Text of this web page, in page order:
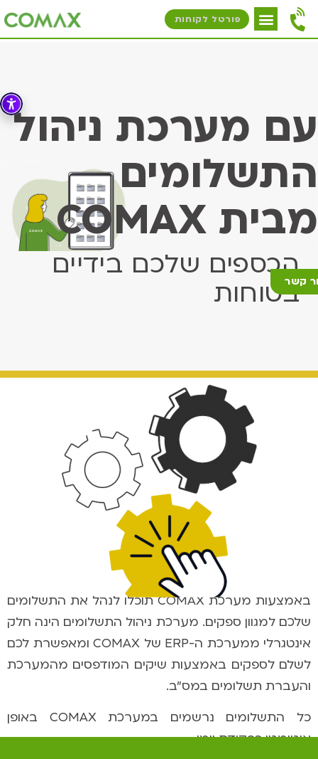
פורטל לקוחות
קשר
עם מערכת ניהול
התשלומים
מבית COMAX
הכספים שלכם בידיים
בטוחות
באמצעות מערכת COMAXתוכלו לנהל את התשלומים
שלכם למגוון ספקים. מערכת ניהול התשלומים הינה חלק
אינטגרלי ממערכת ה-ERP של COMAX ומאפשרת לכם
לשלם לספקים באמצעות שיקים המודפסים מהמערכת
והעברת תשלומים במס"ב.
כל התשלומים נרשמים במערכתCOMAX באופן
אוטומטי כפקודת יומן.